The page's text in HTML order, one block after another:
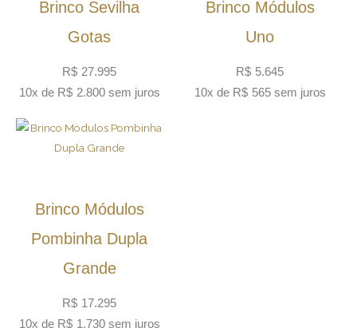
Brinco Sevilha
Gotas
R$ 27.995
10x de R$ 2.800 sem juros
Brinco Módulos
Uno
R$ 5.645
10x de R$ 565 sem juros
Brinco Módulos
Pombinha Dupla
Grande
R$ 17.295
10x de R$ 1.730 sem juros